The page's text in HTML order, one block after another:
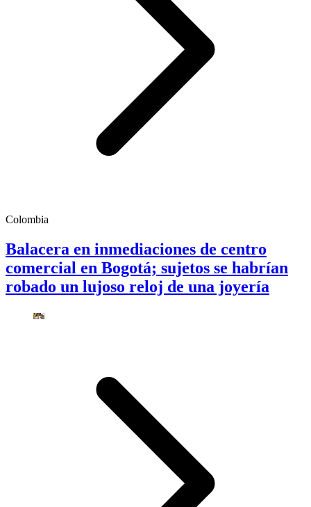
Colombia
Balacera en inmediaciones de centro
comercial en Bogotá; sujetos se habrían
robado un lujoso reloj de una joyería